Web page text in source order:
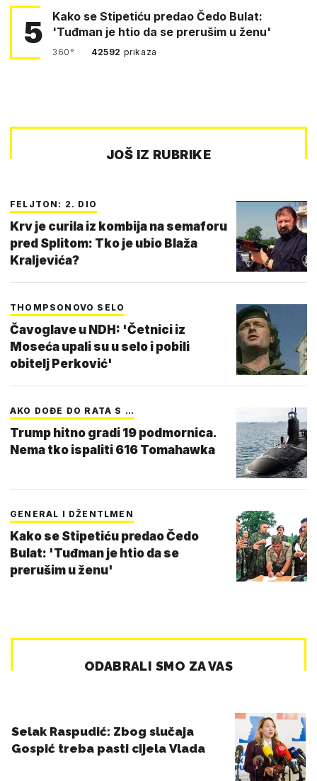
5
Kako se Stipetiću predao Čedo Bulat:
'Tuđman je htio da se prerušim u ženu'
360° 42592 prikaza
JOŠ IZ RUBRIKE
FELJTON: 2. DIO
Krv je curila iz kombija na semaforu
pred Splitom: Tko je ubio Blaža
Kraljevića?
THOMPSONOVO SELO
Čavoglave u NDH: 'Četnici iz
Moseća upali su u selo i pobili
obitelj Perković'
AKO DOĐE DO RATA S …
Trump hitno gradi 19 podmornica.
Nema tko ispaliti 616 Tomahawka
GENERAL I DŽENTLMEN
Kako se Stipetiću predao Čedo
Bulat: 'Tuđman je htio da se
prerušim u ženu'